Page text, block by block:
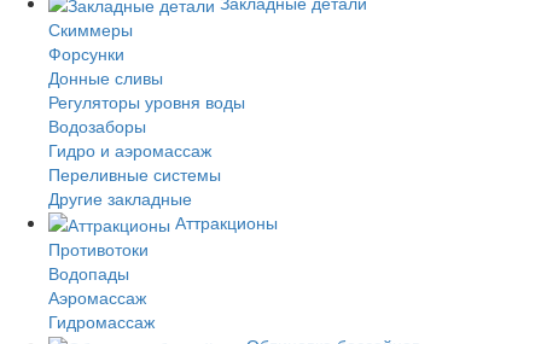
Скиммеры
Форсунки
Донные сливы
Регуляторы уровня воды
Водозаборы
Гидро и аэромассаж
Переливные системы
Другие закладные
Аттракционы
Противотоки
Водопады
Аэромассаж
Гидромассаж